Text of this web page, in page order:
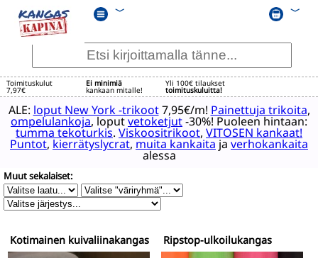
﹀ ﹀
Toimituskulut
7,97€
Ei minimiä
kankaan mitalle!
Yli 100€ tilaukset
toimituskuluitta!
ALE: loput New York -trikoot7,95€/m! Painettuja trikoita,
ompelulankoja, loputvetoketjut-30%! Puoleen hintaan:
tumma tekoturkis. Viskoositrikoot, VITOSEN kankaat!
Puntot,kierrätyslycrat,muita kankaitajaverhokankaita
alessa
Muut sekalaiset:
Kotimainen kuivaliinakangas Ripstop-ulkoilukangas